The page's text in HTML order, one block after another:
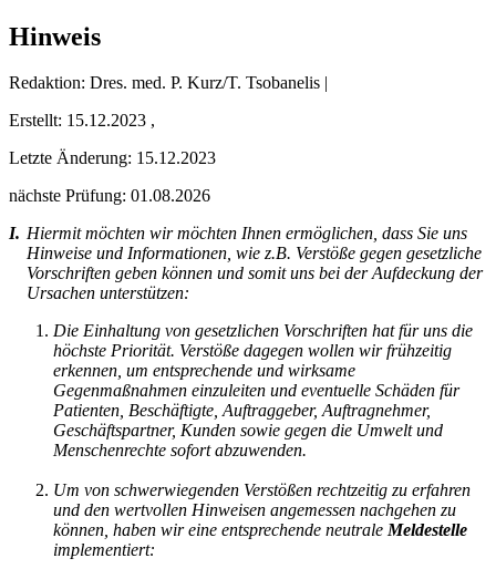
Hinweis
Redaktion: Dres. med. P. Kurz/T. Tsobanelis |
Erstellt: 15.12.2023 ,
Letzte Änderung: 15.12.2023
nächste Prüfung: 01.08.2026
I. Hiermit möchten wir möchten Ihnen ermöglichen, dass Sie uns
Hinweise und Informationen, wie z.B. Verstöße gegen gesetzliche
Vorschriften geben können und somit uns bei der Aufdeckung der
Ursachen unterstützen:
Die Einhaltung von gesetzlichen Vorschriften hat für uns die
höchste Priorität. Verstöße dagegen wollen wir frühzeitig
erkennen, um entsprechende und wirksame
Gegenmaßnahmen einzuleiten und eventuelle Schäden für
Patienten, Beschäftigte, Auftraggeber, Auftragnehmer,
Geschäftspartner, Kunden sowie gegen die Umwelt und
Menschenrechte sofort abzuwenden.
Um von schwerwiegenden Verstößen rechtzeitig zu erfahren
und den wertvollen Hinweisen angemessen nachgehen zu
können, haben wir eine entsprechende neutraleMeldestelle
implementiert: